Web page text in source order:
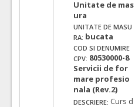
Unitate de mas
ura
UNITATE DE MASU
RA: bucata
COD SI DENUMIRE
CPV: 80530000-8
Servicii de for
mare profesio
nala (Rev.2)
DESCRIERE: Curs d